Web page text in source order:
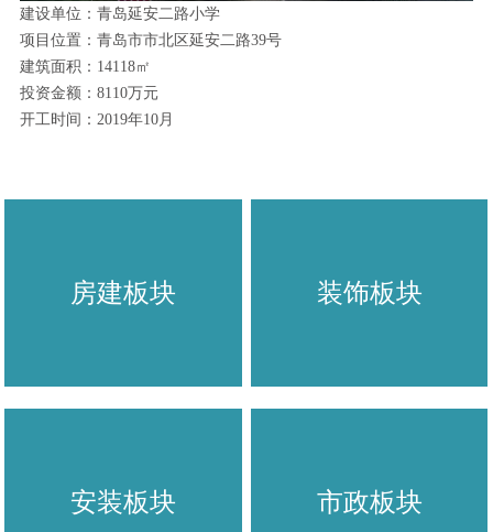
建设单位：青岛延安二路小学
项目位置：青岛市市北区延安二路39号
建筑面积：14118㎡
投资金额：8110万元
开工时间：2019年10月
房建板块 装饰板块
安装板块 市政板块